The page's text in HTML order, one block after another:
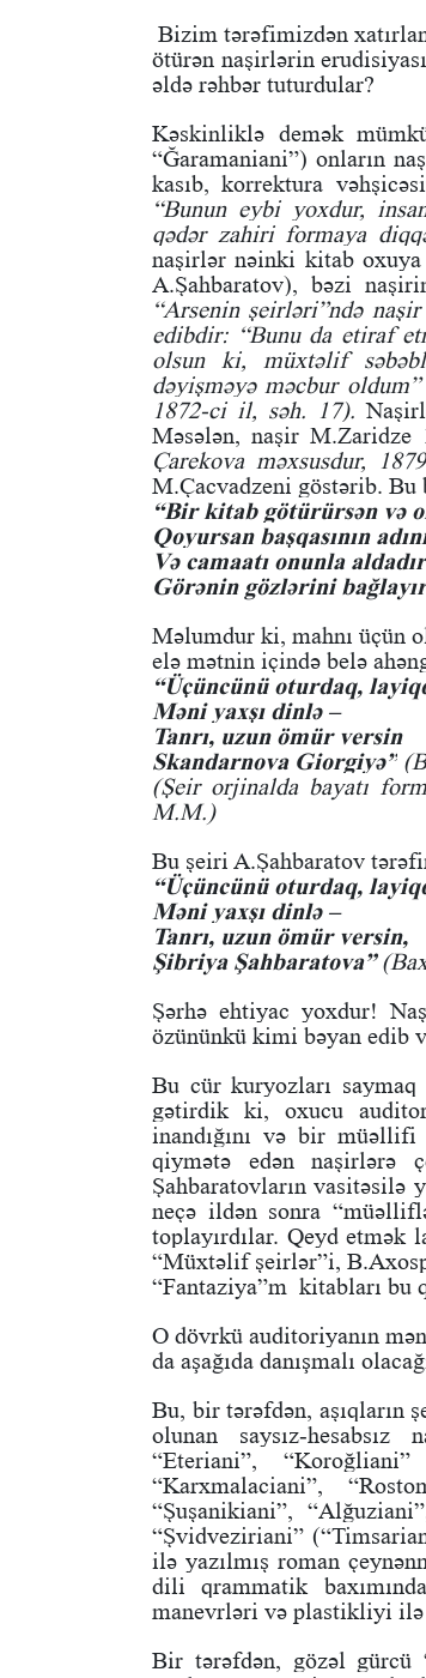
Bizim tərəfimizdən
ötürən naşirlərin
əldə rəhbər tuturdular?
Kəskinliklə demək
“Ğaramaniani”) onların
kasıb, korrektura
“Bunun eybi yoxdur,
qədər zahiri formaya
naşirlər nəinki kitab
A.Şahbaratov), bəzi
“Arsenin şeirləri”ndə
edibdir: “Bunu da etiraf
olsun ki, müxtəlif
dəyişməyə məcbur
1872-ci il, səh. 17).
Məsələn, naşir M.Zaridze
Çarekova məxsusdur,
M.Çacvadzeni göstərib.
“Bir kitab götürürsən və
Qoyursan başqasının
Və camaatı onunla
Görənin gözlərini
Məlumdur ki, mahnı üçün
elə mətnin içində belə
“Üçüncünü oturdaq,
Məni yaxşı dinlə –
Tanrı, uzun ömür versin
Skandarnova Giorgiyə”
(Şeir orjinalda bayatı
M.M.)
Bu şeiri A.Şahbaratov
“Üçüncünü oturdaq,
Məni yaxşı dinlə –
Tanrı, uzun ömür versin,
Şibriya Şahbaratova”
Şərhə ehtiyac yoxdur!
özününkü kimi bəyan edib
Bu cür kuryozları
gətirdik ki, oxucu
inandığını və bir
qiymətə edən
Şahbaratovların vasitəsilə
neçə ildən sonra
toplayırdılar. Qeyd etmək
“Müxtəlif şeirlər”i,
“Fantaziya”m kitabları bu
O dövrkü auditoriyanın
da aşağıda danışmalı
Bu, bir tərəfdən, aşıqların
olunan saysız-
“Eteriani”,
“Karxmalaciani”,
“Şuşanikiani”,
“Şvidveziriani”
ilə yazılmış roman
dili qrammatik
manevrləri və plastikliyi
Bir tərəfdən, gözəl gürcü